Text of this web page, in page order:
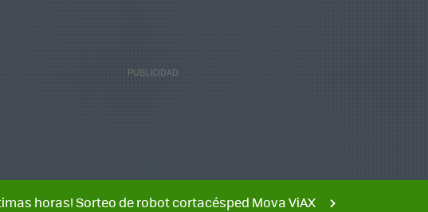
horas! Sorteo de robot cortacésped Mova ViAX